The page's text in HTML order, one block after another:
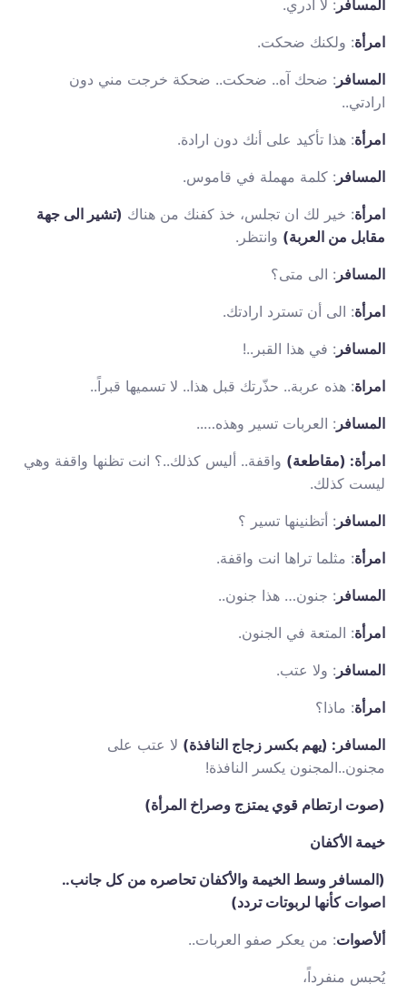
المسافر : لا ادري.
امرأة: ولكنك ضحكت.
المسافر : ضحك آه.. ضحكت.. ضحكة خرجت مني دون
ارادتي..
امرأة: هذا تأكيد على أنك دون ارادة.
المسافر : كلمة مهملة في قاموس.
امرأة: خير لك ان تجلس، خذ كفنك من هناك (تشير الى جهة
مقابل من العربة) وانتظر.
المسافر : الى متى؟
امرأة: الى أن تسترد ارادتك.
المسافر : في هذا القبر..!
امراة: هذه عربة.. حذّرتك قبل هذا.. لا تسميها قبراً..
المسافر : العربات تسير وهذه…..
امرأة: (مقاطعة) واقفة.. أليس كذلك..؟ انت تظنها واقفة وهي
ليست كذلك.
المسافر : أتظنينها تسير ؟
امرأة: مثلما تراها انت واقفة.
المسافر : جنون… هذا جنون..
امرأة: المتعة في الجنون.
المسافر : ولا عتب.
امرأة: ماذا؟
المسافر: (يهم بكسر زجاج النافذة) لا عتب على
مجنون..المجنون يكسر النافذة!
(صوت ارتطام قوي يمتزج وصراخ المرأة)
خيمة الأكفان
(المسافر وسط الخيمة والأكفان تحاصره من كل جانب..
اصوات كأنها لربوتات تردد)
ألأصوات: من يعكر صفو العربات..
يُحبس منفرداً،